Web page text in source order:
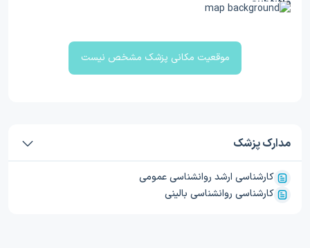
موقعیت مکانی پزشک مشخص نیست
مدارک پزشک
کارشناسی ارشد روانشناسی عمومی
کارشناسی روانشناسی بالینی